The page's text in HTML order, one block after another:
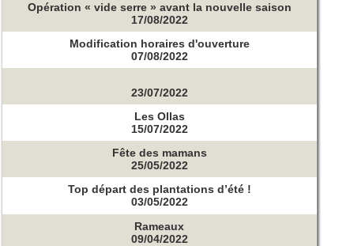
Opération « vide serre » avant la nouvelle saison
17/08/2022
Modification horaires d'ouverture
07/08/2022
23/07/2022
Les Ollas
15/07/2022
Fête des mamans
25/05/2022
Top départ des plantations d’été !
03/05/2022
Rameaux
09/04/2022